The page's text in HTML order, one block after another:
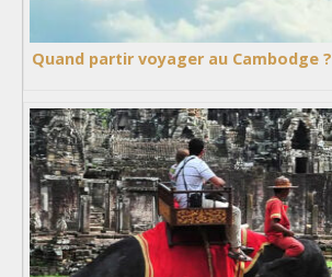
Quand partir voyager au Cambodge ?